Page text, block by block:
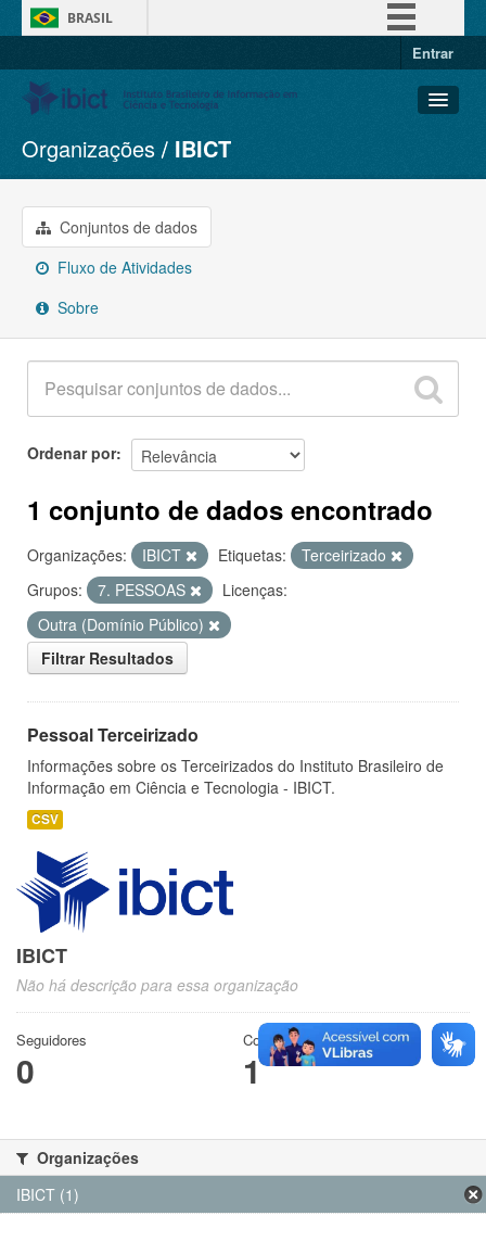
BRASIL
Entrar
Conjuntos de dados
Organizações
Grupos
Sobre
Organizações IBICT
Conjuntos de dados
Fluxo de Atividades
Sobre
Ordenar por
1 conjunto de dados encontrado
Organizações: IBICT Etiquetas:
Terceirizado
Grupos:
7. PESSOAS
Licenças:
Outra (Domínio Público)
Filtrar Resultados
Pessoal Terceirizado
Informações sobre os Terceirizados do Instituto Brasileiro de
Informação em Ciência e Tecnologia - IBICT.
CSV
IBICT
Não há descrição para essa organização
Seguidores
0
Conjuntos de dados
1
Organizações
IBICT (1)